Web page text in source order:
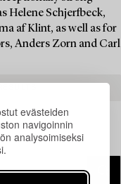
evästeiden
navigoinnin
analysoimiseksi
Helene Schjerfbeck,
af Klint, as well as for
Anders Zorn and Carl